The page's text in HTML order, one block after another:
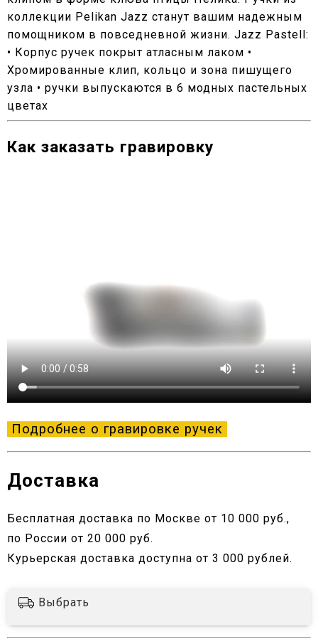
коллекции Pelikan Jazz станут вашим надежным
помощником в повседневной жизни. Jazz Pastell:
• Корпус ручек покрыт атласным лаком •
Хромированные клип, кольцо и зона пишущего
узла • ручки выпускаются в 6 модных пастельных
цветах
Как заказать гравировку
Подробнее о гравировке ручек
Доставка
Бесплатная доставка по Москве от 10 000 руб.,
по России от 20 000 руб.
Курьерская доставка доступна от 3 000 рублей.
Выбрать